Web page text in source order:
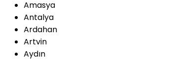
Amasya
Antalya
Ardahan
Artvin
Aydın